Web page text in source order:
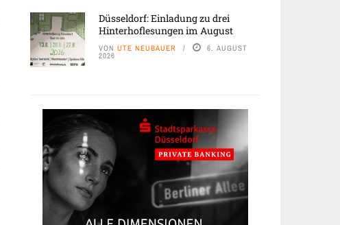
Düsseldorf: Einladung zu drei
Hinterhoflesungen im August
VON UTE NEUBAUER 6. AUGUST
2026